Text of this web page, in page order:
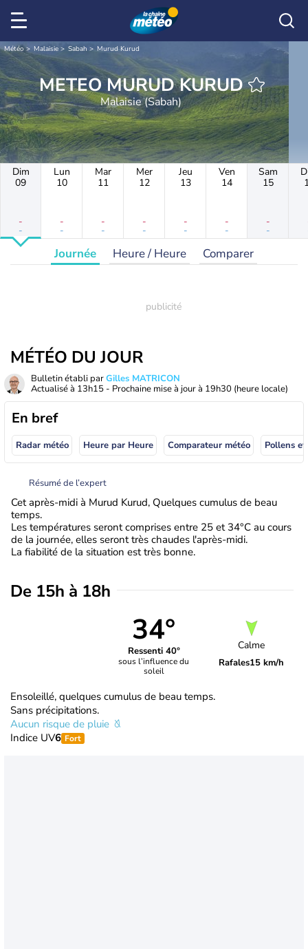
Météo Malaisie Sabah Murud Kurud
METEO MURUD KURUD
Malaisie (Sabah)
Dim
09
-
-
Lun
10
-
-
Mar
11
-
-
Mer
12
-
-
Jeu
13
-
-
Ven
14
-
-
Sam
15
-
-
Journée Heure / Heure Comparer
MÉTÉO DU JOUR
Bulletin établi parGilles MATRICON
Actualisé à 13h15 - Prochaine mise à jour à 19h30 (heure locale)
En bref
Radar météo Heure par Heure Comparateur météo Pollens
Résumé de l’expert
Cet après-midi à Murud Kurud, Quelques cumulus de beau
temps.
Les températures seront comprises entre 25 et 34°C au cours
de la journée, elles seront très chaudes l'après-midi.
La fiabilité de la situation est très bonne.
De 15h à 18h
34°
Ressenti 40°
sous l’influence du
soleil
Calme
Rafales15 km/h
Ensoleillé, quelques cumulus de beau temps.
Sans précipitations.
Aucun risque de pluie
Indice UV6 Fort